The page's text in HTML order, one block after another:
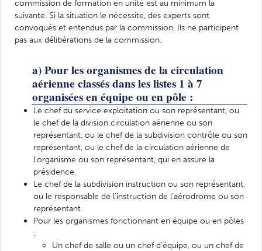
commission de formation en unité est au minimum la
suivante. Si la situation le nécessite, des experts sont
convoqués et entendus par la commission. Ils ne participent
pas aux délibérations de la commission.
a) Pour les organismes de la circulation
aérienne classés dans les listes 1 à 7
organisées en équipe ou en pôle :
Le chef du service exploitation ou son représentant, ou
le chef de la division circulation aérienne ou son
représentant, ou le chef de la subdivision contrôle ou son
représentant, ou le chef de la circulation aérienne de
l’organisme ou son représentant, qui en assure la
présidence.
Le chef de la subdivision instruction ou son représentant,
ou le responsable de l’instruction de l’aérodrome ou son
représentant.
Pour les organismes fonctionnant en équipe ou en pôles
:
Un chef de salle ou un chef d’équipe, ou un chef de